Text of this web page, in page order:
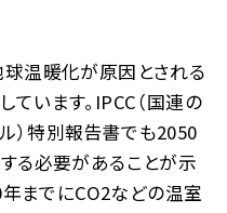
球温暖化が原因とされる
います。IPCC（国連の
）特別報告書でも2050
る必要があることが示
年までにCO2などの温室